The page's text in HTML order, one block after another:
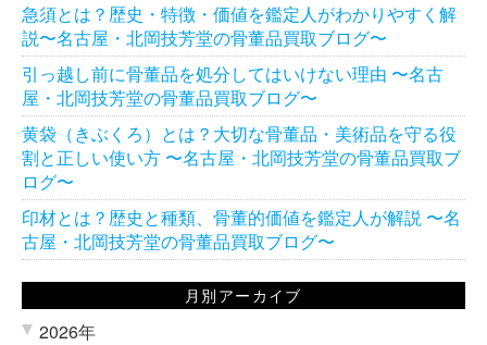
急須とは？歴史・特徴・価値を鑑定人がわかりやすく解
説〜名古屋・北岡技芳堂の骨董品買取ブログ〜
引っ越し前に骨董品を処分してはいけない理由 〜名古
屋・北岡技芳堂の骨董品買取ブログ〜
黄袋（きぶくろ）とは？大切な骨董品・美術品を守る役
割と正しい使い方 〜名古屋・北岡技芳堂の骨董品買取ブ
ログ〜
印材とは？歴史と種類、骨董的価値を鑑定人が解説 〜名
古屋・北岡技芳堂の骨董品買取ブログ〜
月別アーカイブ
2026年